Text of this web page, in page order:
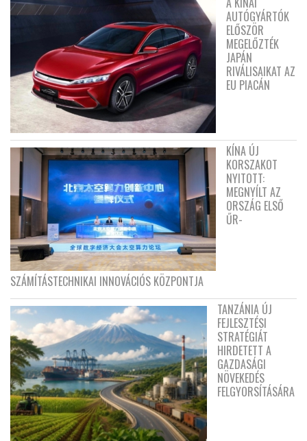
AUTÓGYÁRTÓK
ELŐSZÖR
MEGELŐZTÉK
JAPÁN
RIVÁLISAIKAT AZ
EU PIACÁN
KÍNA ÚJ
KORSZAKOT
NYITOTT:
MEGNYÍLT AZ
ORSZÁG ELSŐ
ŰR-
SZÁMÍTÁSTECHNIKAI INNOVÁCIÓS KÖZPONTJA
TANZÁNIA ÚJ
FEJLESZTÉSI
STRATÉGIÁT
HIRDETETT A
GAZDASÁGI
NÖVEKEDÉS
FELGYORSÍTÁSÁRA